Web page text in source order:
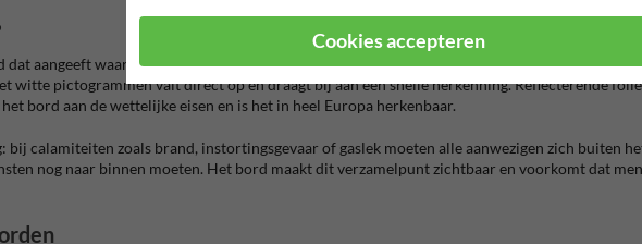
dat aangeeft waar mensen zich moeten verzamelen tijdens een ontruiming. Het bord toont
witte pictogrammen valt direct op en draagt bij aan een snelle herkenning. Reflecterende
bord aan de wettelijke eisen en is het in heel Europa herkenbaar.
bij calamiteiten zoals brand, instortingsgevaar of gaslek moeten alle aanwezigen zich buiten
nog naar binnen moeten. Het bord maakt dit verzamelpunt zichtbaar en voorkomt dat
Cookies accepteren